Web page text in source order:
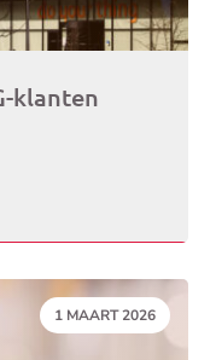
klanten
DATUM:
1 MAART 2026